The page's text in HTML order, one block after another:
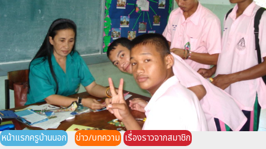
หน้าแรกครูบ้านนอก ข่าว/บทความ เรื่องราวจากสมาชิก